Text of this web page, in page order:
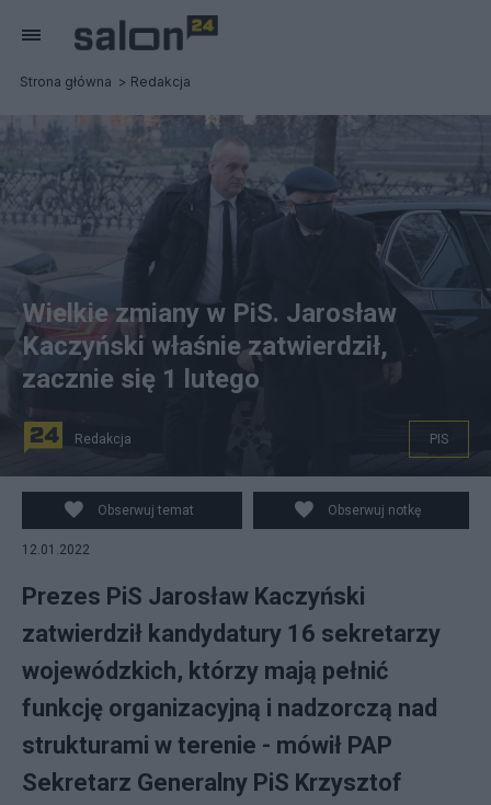
Strona główna Redakcja
PAP/Mateusz Marek
Wielkie zmiany w PiS. Jarosław
Kaczyński właśnie zatwierdził,
zacznie się 1 lutego
Redakcja PIS
Obserwuj temat Obserwuj notkę
12.01.2022
Prezes PiS Jarosław Kaczyński
zatwierdził kandydatury 16 sekretarzy
wojewódzkich, którzy mają pełnić
funkcję organizacyjną i nadzorczą nad
strukturami w terenie - mówił PAP
Sekretarz Generalny PiS Krzysztof